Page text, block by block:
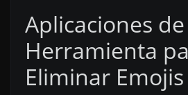
Aplicaciones
Herramienta
Eliminar Emojis